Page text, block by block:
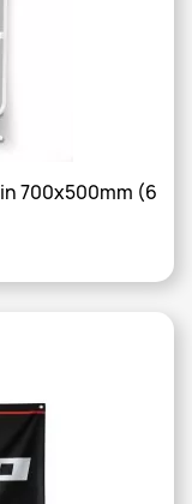
700x500mm (6